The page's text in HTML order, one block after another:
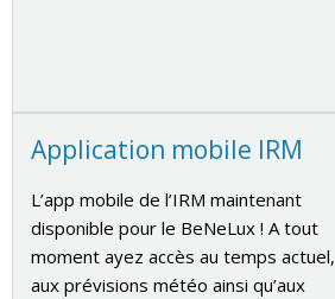
Application mobile IRM
L’app mobile de l’IRM maintenant
disponible pour le BeNeLux ! A tout
moment ayez accès au temps actuel,
aux prévisions météo ainsi qu’aux